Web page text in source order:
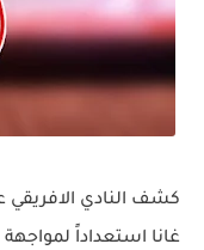
كشف النادي الافريقي
غانا استعداداً